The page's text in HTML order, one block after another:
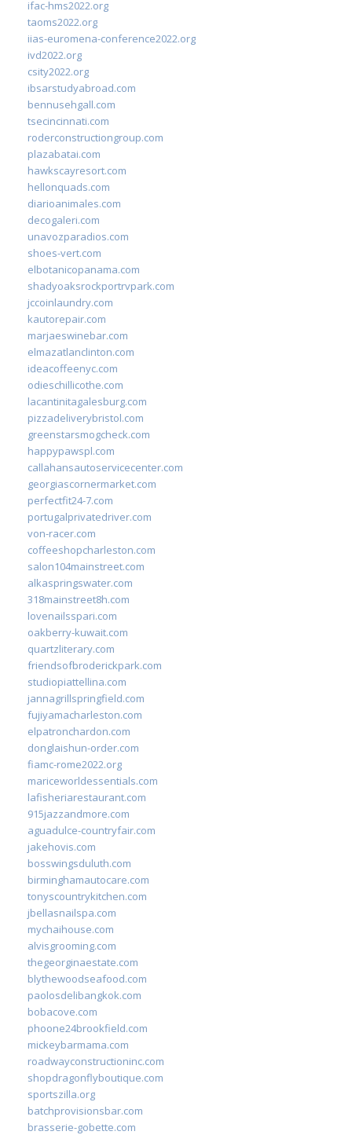
ifac-hms2022.org
taoms2022.org
iias-euromena-conference2022.org
ivd2022.org
csity2022.org
ibsarstudyabroad.com
bennusehgall.com
tsecincinnati.com
roderconstructiongroup.com
plazabatai.com
hawkscayresort.com
hellonquads.com
diarioanimales.com
decogaleri.com
unavozparadios.com
shoes-vert.com
elbotanicopanama.com
shadyoaksrockportrvpark.com
jccoinlaundry.com
kautorepair.com
marjaeswinebar.com
elmazatlanclinton.com
ideacoffeenyc.com
odieschillicothe.com
lacantinitagalesburg.com
pizzadeliverybristol.com
greenstarsmogcheck.com
happypawspl.com
callahansautoservicecenter.com
georgiascornermarket.com
perfectfit24-7.com
portugalprivatedriver.com
von-racer.com
coffeeshopcharleston.com
salon104mainstreet.com
alkaspringswater.com
318mainstreet8h.com
lovenailsspari.com
oakberry-kuwait.com
quartzliterary.com
friendsofbroderickpark.com
studiopiattellina.com
jannagrillspringfield.com
fujiyamacharleston.com
elpatronchardon.com
donglaishun-order.com
fiamc-rome2022.org
mariceworldessentials.com
lafisheriarestaurant.com
915jazzandmore.com
aguadulce-countryfair.com
jakehovis.com
bosswingsduluth.com
birminghamautocare.com
tonyscountrykitchen.com
jbellasnailspa.com
mychaihouse.com
alvisgrooming.com
thegeorginaestate.com
blythewoodseafood.com
paolosdelibangkok.com
bobacove.com
phoone24brookfield.com
mickeybarmama.com
roadwayconstructioninc.com
shopdragonflyboutique.com
sportszilla.org
batchprovisionsbar.com
brasserie-gobette.com